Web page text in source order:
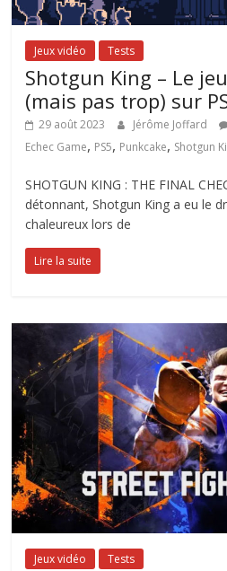
Jeux vidéo Tests
Shotgun King – Le
(mais pas trop) sur
29 août 2023 Jérôme Joffard
Echec Game, PS5, Punkcake, Shotgun
SHOTGUN KING : THE FINAL
détonnant, Shotgun King a eu le
chaleureux lors de
Lire la suite
Jeux vidéo Tests